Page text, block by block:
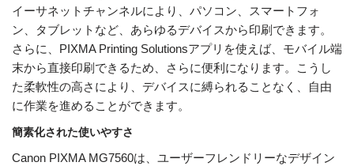
イーサネットチャンネルにより、パソコン、スマートフォ
ン、タブレットなど、あらゆるデバイスから印刷できます。
さらに、PIXMA Printing Solutionsアプリを使えば、モバイル端
末から直接印刷できるため、さらに便利になります。こうし
た柔軟性の高さにより、デバイスに縛られることなく、自由
に作業を進めることができます。
簡素化された使いやすさ
Canon PIXMA MG7560は、ユーザーフレンドリーなデザイン